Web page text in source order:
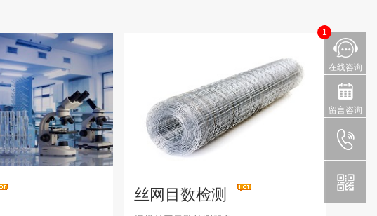
丝网目数检测
在线咨询
1
留言咨询